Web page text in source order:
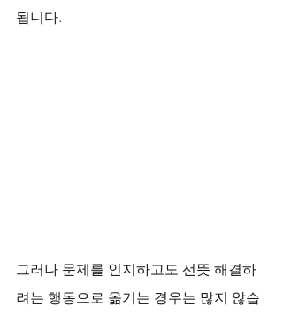
됩니다.
그러나 문제를 인지하고도 선뜻 해결하
려는 행동으로 옮기는 경우는 많지 않습